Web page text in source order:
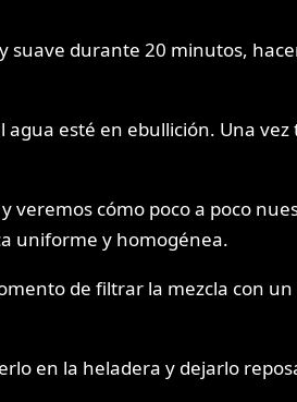
durante 20 minutos,
esté en ebullición. Una
cómo poco a poco
uniforme y homogénea.
de filtrar la mezcla con
en la heladera y dejarlo